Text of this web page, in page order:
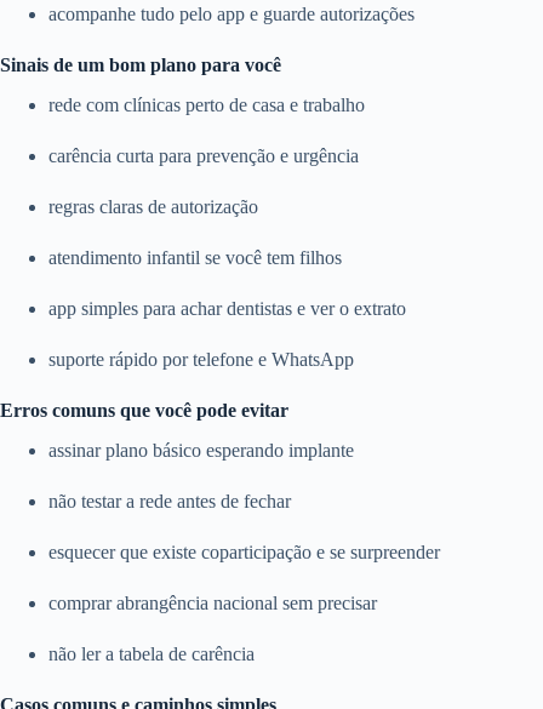
acompanhe tudo pelo app e guarde autorizações
Sinais de um bom plano para você
rede com clínicas perto de casa e trabalho
carência curta para prevenção e urgência
regras claras de autorização
atendimento infantil se você tem filhos
app simples para achar dentistas e ver o extrato
suporte rápido por telefone e WhatsApp
Erros comuns que você pode evitar
assinar plano básico esperando implante
não testar a rede antes de fechar
esquecer que existe coparticipação e se surpreender
comprar abrangência nacional sem precisar
não ler a tabela de carência
Casos comuns e caminhos simples